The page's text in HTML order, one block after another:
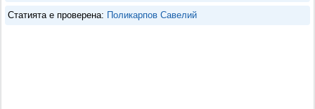
Статията е проверена: Поликарпов Савелий